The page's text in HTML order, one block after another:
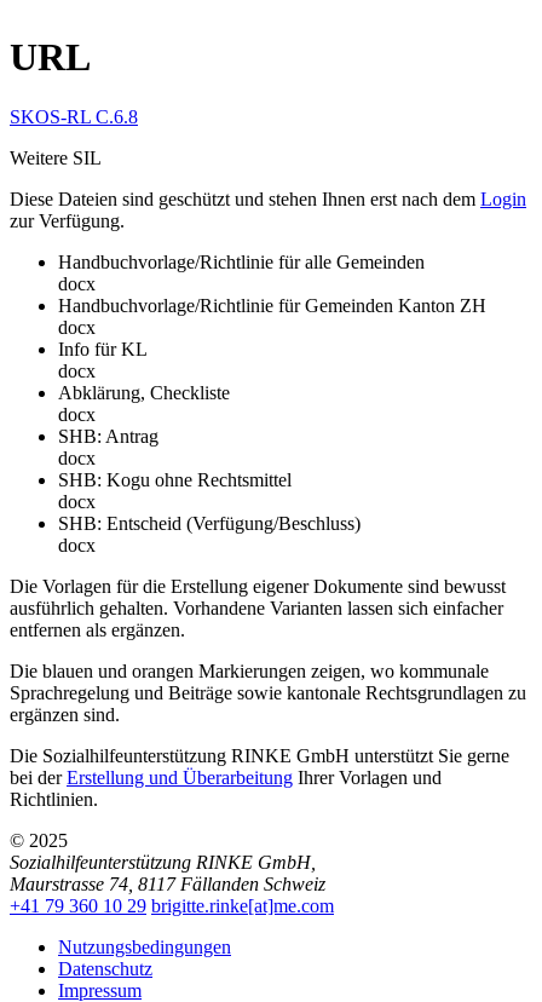
URL
SKOS-RL C.6.8
Weitere SIL
Diese Dateien sind geschützt und stehen Ihnen erst nach dem Login
zur Verfügung.
Handbuchvorlage/Richtlinie für alle Gemeinden
docx
Handbuchvorlage/Richtlinie für Gemeinden Kanton ZH
docx
Info für KL
docx
Abklärung, Checkliste
docx
SHB: Antrag
docx
SHB: Kogu ohne Rechtsmittel
docx
SHB: Entscheid (Verfügung/Beschluss)
docx
Die Vorlagen für die Erstellung eigener Dokumente sind bewusst
ausführlich gehalten. Vorhandene Varianten lassen sich einfacher
entfernen als ergänzen.
Die blauen und orangen Markierungen zeigen, wo kommunale
Sprachregelung und Beiträge sowie kantonale Rechtsgrundlagen zu
ergänzen sind.
Die Sozialhilfeunterstützung RINKE GmbH unterstützt Sie gerne
bei derErstellung und Überarbeitung Ihrer Vorlagen und
Richtlinien.
© 2025
Sozialhilfeunterstützung RINKE GmbH,
Maurstrasse 74 8117 Fällanden Schweiz
+41 79 360 10 29 brigitte.rinke[at]me.com
Nutzungsbedingungen
Datenschutz
Impressum